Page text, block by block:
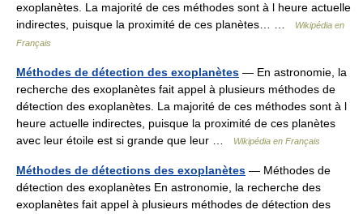
exoplanètes. La majorité de ces méthodes sont à l heure actuelle
indirectes, puisque la proximité de ces planètes… …
Wikipédia en
Français
Méthodes de détection des exoplanètes — En astronomie, la
recherche des exoplanètes fait appel à plusieurs méthodes de
détection des exoplanètes. La majorité de ces méthodes sont à l
heure actuelle indirectes, puisque la proximité de ces planètes
avec leur étoile est si grande que leur …
Wikipédia en Français
Méthodes de détections des exoplanètes — Méthodes de
détection des exoplanètes En astronomie, la recherche des
exoplanètes fait appel à plusieurs méthodes de détection des